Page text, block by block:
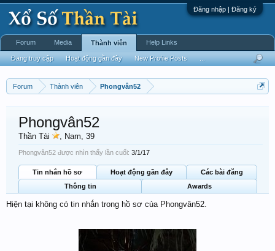
Đăng nhập | Đăng ký
Forum Thành viên Phongvân52
Phongvân52
Thần Tài , Nam, 39
Phongvân52 được nhìn thấy lần cuối: 3/1/17
Tin nhắn hồ sơ Hoạt động gần đây
Các bài đăng
Thông tin
Awards
Hiện tại không có tin nhắn trong hồ sơ của Phongvân52.
Forum Media Thành viên
Đang truy cập Hoạt động gần đây New Profile Posts
Help Links